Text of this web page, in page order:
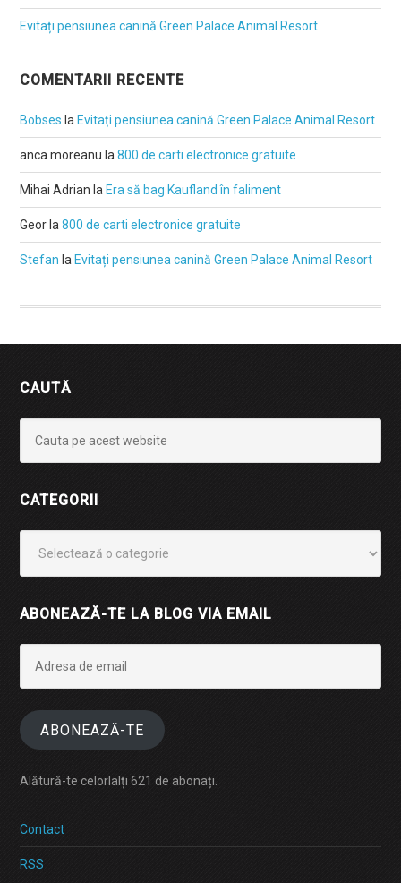
Evitați pensiunea canină Green Palace Animal Resort
COMENTARII RECENTE
Bobses la Evitați pensiunea canină Green Palace Animal Resort
anca moreanu la800 de carti electronice gratuite
Mihai Adrian la Era să bag Kaufland în faliment
Geor la800 de carti electronice gratuite
Stefan la Evitați pensiunea canină Green Palace Animal Resort
CAUTĂ
CATEGORII
ABONEAZĂ-TE LA BLOG VIA EMAIL
email
ABONEAZĂ-TE
Alătură-te celorlalți 621 de abonați.
Contact
RSS